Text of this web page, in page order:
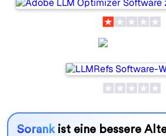
Sorankist eine bessere